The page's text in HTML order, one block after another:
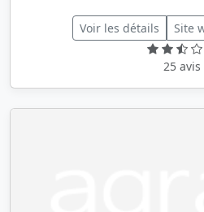
Voir les détails Site
25 avis